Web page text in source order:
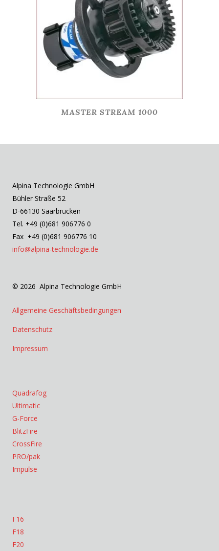
MASTER STREAM 1000
Alpina Technologie GmbH
Bühler Straße 52
D-66130 Saarbrücken
Tel. +49 (0)681 906776 0
Fax +49 (0)681 906776 10
info@alpina-technologie.de
© 2026 Alpina Technologie GmbH
Allgemeine Geschäftsbedingungen
Datenschutz
Impressum
Quadrafog
Ultimatic
G-Force
BlitzFire
CrossFire
PRO/pak
Impulse
F16
F18
F20